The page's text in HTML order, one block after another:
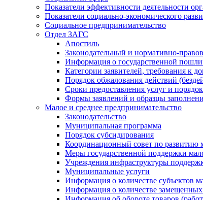
Показатели эффективности деятельности
Показатели социально-экономического
Социальное предпринимательство
Отдел ЗАГС
Апостиль
Законодательный и нормативно-
Информация о государственной
Категории заявителей, требования к
Порядок обжалования действий
Сроки предоставления услуг и
Формы заявлений и образцы
Малое и среднее предпринимательство
Законодательство
Муниципальная программа
Порядок субсидирования
Координационный совет по развитию
Меры государственной поддержки
Учреждения инфраструктуры
Муниципальные услуги
Информация о количестве субъектов
Информация о количестве замещенных